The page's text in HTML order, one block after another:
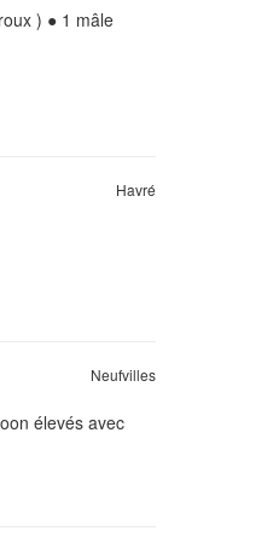
) ● 1 mâle
Havré
Neufvilles
élevés avec